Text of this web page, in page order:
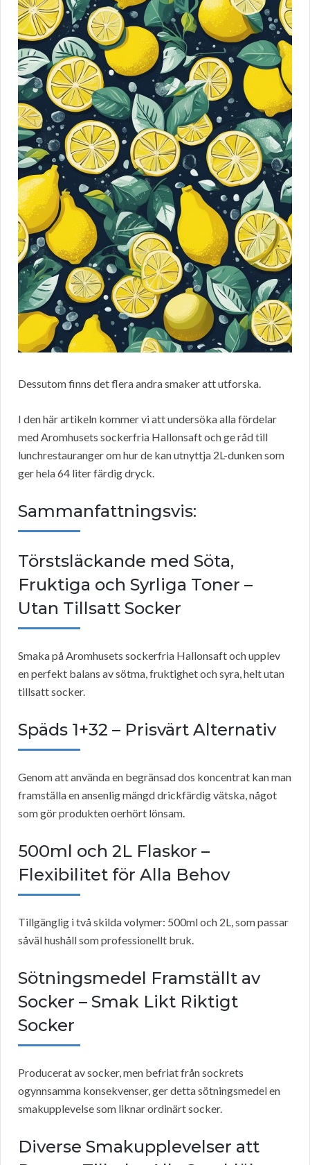
Dessutom finns det flera andra smaker att utforska.
I den här artikeln kommer vi att undersöka alla fördelar
med Aromhusets sockerfria Hallonsaft och ge råd till
lunchrestauranger om hur de kan utnyttja 2L-dunken som
ger hela 64 liter färdig dryck.
Sammanfattningsvis:
Törstsläckande med Söta,
Fruktiga och Syrliga Toner –
Utan Tillsatt Socker
Smaka på Aromhusets sockerfria Hallonsaft och upplev
en perfekt balans av sötma, fruktighet och syra, helt utan
tillsatt socker.
Späds 1+32 – Prisvärt Alternativ
Genom att använda en begränsad dos koncentrat kan man
framställa en ansenlig mängd drickfärdig vätska, något
som gör produkten oerhört lönsam.
500ml och 2L Flaskor –
Flexibilitet för Alla Behov
Tillgänglig i två skilda volymer: 500ml och 2L, som passar
såväl hushåll som professionellt bruk.
Sötningsmedel Framställt av
Socker – Smak Likt Riktigt
Socker
Producerat av socker, men befriat från sockrets
ogynnsamma konsekvenser, ger detta sötningsmedel en
smakupplevelse som liknar ordinärt socker.
Diverse Smakupplevelser att